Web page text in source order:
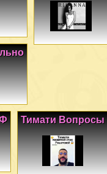
Тимати Вопросы